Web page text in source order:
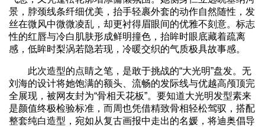
景，脖颈线条纤细优美，抬手轻裹外套的动作自然随性，发
丝在微风中微微凌乱，却更衬得眉眼间的优雅不刻意。标志
性的红唇与冷白肌肤形成鲜明撞色，抬眸时眼底藏着疏离
感，低眸时梨涡若隐若现，冷暖交织的气质极具故事感。
此次造型的点睛之笔，是敢于挑战的“大光明”盘发。无
刘海的设计将她饱满的额头、流畅的发际线与优越高颅顶完
全展现，被网友封为“骨相天花板”。要知道大光明发型素来
是颜值终极检验标准，而周也凭借精致骨相轻松驾驭，搭配
整套纯白造型，宛如从复古画报中走出的名媛，将迪奥倡导